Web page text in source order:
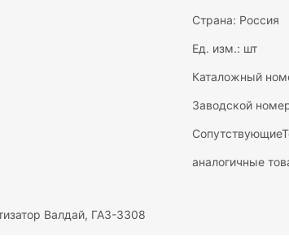
Страна: Россия
Ед. изм.: шт
Каталожный
Заводской
аналогичные
Валдай, ГАЗ-3308